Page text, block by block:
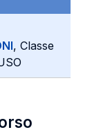
, Classe